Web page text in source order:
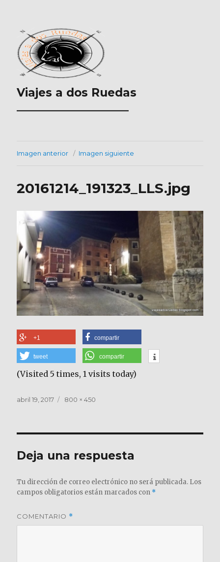
Viajes a dos Ruedas
___________________
Imagen anterior Imagen siguiente
20161214_191323_LLS.jpg
+1 compartir
tweet compartir
(Visited 5 times, 1 visits today)
Publicado
abril 19, 2017
Tamaño
800 × 450
Deja una respuesta
Tu dirección de correo electrónico no será publicada. Los
campos obligatorios están marcados con *
COMENTARIO *